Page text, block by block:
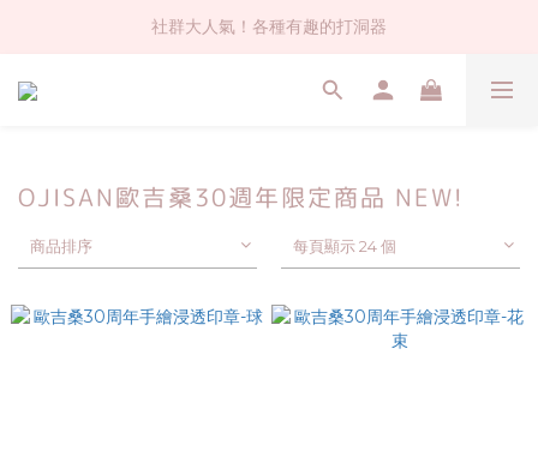
社群大人氣！各種有趣的打洞器
社群大人氣！各種有趣的打洞器
超值$59人氣日本製貼紙！還不買爆
社群大人氣！各種有趣的打洞器
OJISAN歐吉桑30週年限定商品 NEW!
商品排序 每頁顯示 24 個